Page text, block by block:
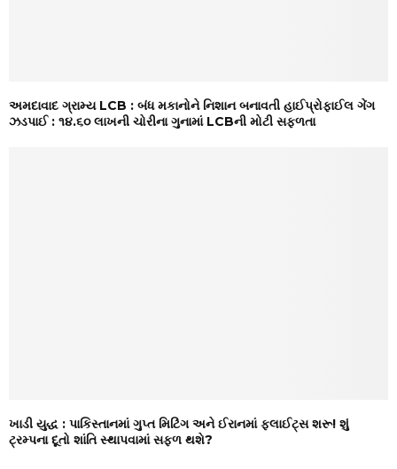
અમદાવાદ ગ્રામ્ય LCB : બંધ મકાનોને નિશાન બનાવતી હાઈપ્રોફાઈલ ગેંગ
ઝડપાઈ : ૧૪.૬૦ લાખની ચોરીના ગુનામાં LCBની મોટી સફળતા
ખાડી યુદ્ધ : પાકિસ્તાનમાં ગુપ્ત મિટિંગ અને ઈરાનમાં ફ્લાઈટ્સ શરૂ! શું
ટ્રમ્પના દૂતો શાંતિ સ્થાપવામાં સફળ થશે?